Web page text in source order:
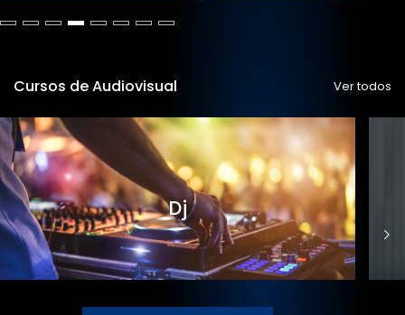
Cursos de Audiovisual Ver todos
Dj